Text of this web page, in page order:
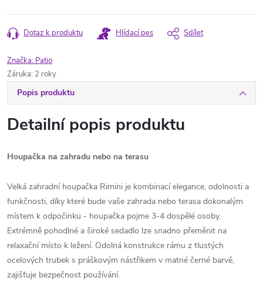
Dotaz k produktu Hlídací pes Sdílet
Značka: Patio
Záruka: 2 roky
Popis produktu
Detailní popis produktu
Houpačka na zahradu nebo na terasu
Velká zahradní houpačka Rimini je kombinací elegance, odolnosti a
funkčnosti, díky které bude vaše zahrada nebo terasa dokonalým
místem k odpočinku - houpačka pojme 3-4 dospělé osoby.
Extrémně pohodlné a široké sedadlo lze snadno přeměnit na
relaxační místo k ležení. Odolná konstrukce rámu z tlustých
ocelových trubek s práškovým nástřikem v matné černé barvě,
zajišťuje bezpečnost používání.